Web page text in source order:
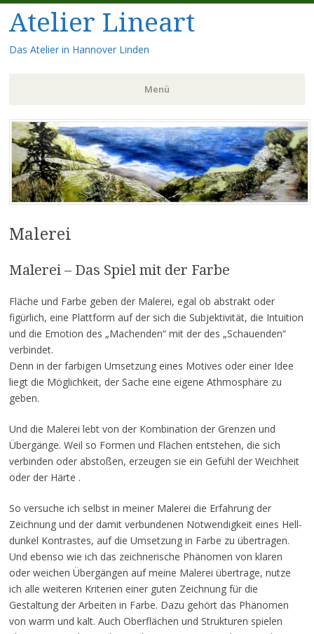
Atelier Lineart
Das Atelier in Hannover Linden
Menü
Zum
Inhalt
springen
Malerei
Malerei – Das Spiel mit der Farbe
Fläche und Farbe geben der Malerei, egal ob abstrakt oder
figürlich, eine Plattform auf der sich die Subjektivität, die Intuition
und die Emotion des „Machenden“ mit der des „Schauenden“
verbindet.
Denn in der farbigen Umsetzung eines Motives oder einer Idee
liegt die Möglichkeit, der Sache eine eigene Athmosphäre zu
geben.
Und die Malerei lebt von der Kombination der Grenzen und
Übergänge. Weil so Formen und Flächen entstehen, die sich
verbinden oder abstoßen, erzeugen sie ein Gefühl der Weichheit
oder der Härte .
So versuche ich selbst in meiner Malerei die Erfahrung der
Zeichnung und der damit verbundenen Notwendigkeit eines Hell-
dunkel Kontrastes, auf die Umsetzung in Farbe zu übertragen.
Und ebenso wie ich das zeichnerische Phänomen von klaren
oder weichen Übergängen auf meine Malerei übertrage, nutze
ich alle weiteren Kriterien einer guten Zeichnung für die
Gestaltung der Arbeiten in Farbe. Dazu gehört das Phänomen
von warm und kalt. Auch Oberflächen und Strukturen spielen